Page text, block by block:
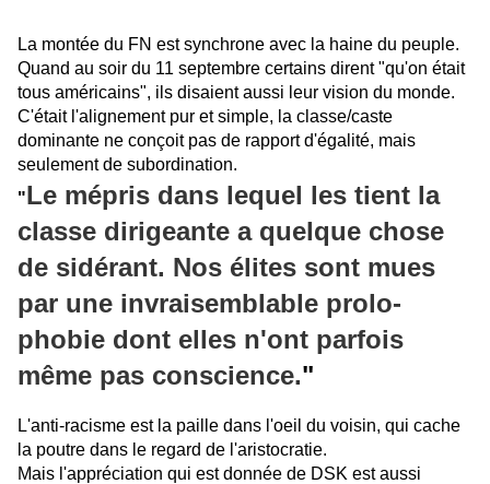
La montée du FN est synchrone avec la haine du peuple.
Quand au soir du 11 septembre certains dirent "qu'on était
tous américains", ils disaient aussi leur vision du monde.
C'était l'alignement pur et simple, la classe/caste
dominante ne conçoit pas de rapport d'égalité, mais
seulement de subordination.
"Le mépris dans lequel les tient la
classe dirigeante a quelque chose
de sidérant. Nos élites sont mues
par une invraisemblable prolo-
phobie dont elles n'ont parfois
même pas conscience."
L'anti-racisme est la paille dans l'oeil du voisin, qui cache
la poutre dans le regard de l'aristocratie.
Mais l'appréciation qui est donnée de DSK est aussi